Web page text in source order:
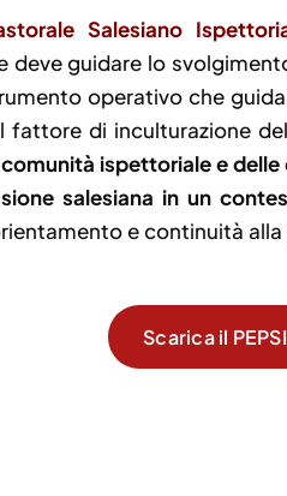
Salesiano
guidare lo
operativo che
fattore di inculturazione
ispettoriale e
salesiana in un
e continuità
Scarica il PEPSI